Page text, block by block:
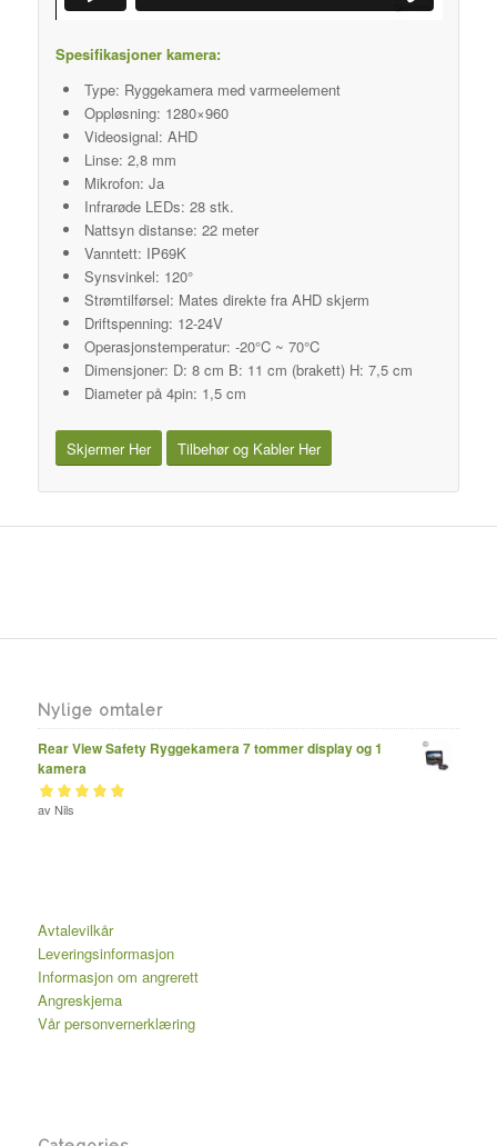
Spesifikasjoner kamera:
Type: Ryggekamera med varmeelement
Oppløsning: 1280×960
Videosignal: AHD
Linse: 2,8 mm
Mikrofon: Ja
Infrarøde LEDs: 28 stk.
Nattsyn distanse: 22 meter
Vanntett: IP69K
Synsvinkel: 120°
Strømtilførsel: Mates direkte fra AHD skjerm
Driftspenning: 12-24V
Operasjonstemperatur: -20°C ~ 70°C
Dimensjoner: D: 8 cm B: 11 cm (brakett) H: 7,5 cm
Diameter på 4pin: 1,5 cm
Skjermer Her Tilbehør og Kabler Her
Nylige omtaler
Rear View Safety Ryggekamera 7 tommer display og 1
kamera
Vurdert
av Nils
Avtalevilkår
Leveringsinformasjon
Informasjon om angrerett
Angreskjema
Vår personvernerklæring